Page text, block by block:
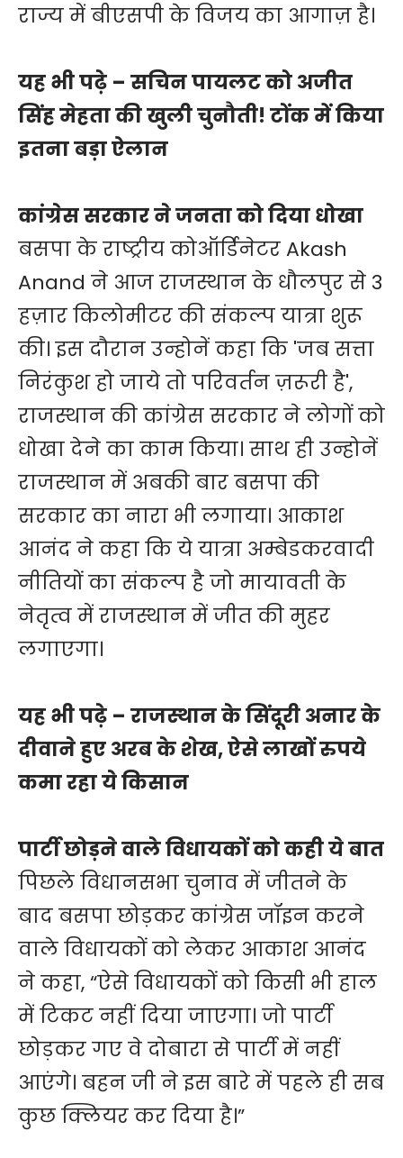
राज्य में बीएसपी के विजय का आगाज़ है।
यह भी पढ़े – सचिन पायलट को अजीत
सिंह मेहता की खुली चुनौती! टोंक में किया
इतना बड़ा ऐलान
कांग्रेस सरकार ने जनता को दिया धोखा
बसपा के राष्ट्रीय कोऑर्डिनेटर Akash
Anand ने आज राजस्थान के धौलपुर से 3
हज़ार किलोमीटर की संकल्प यात्रा शुरू
की। इस दौरान उन्होनें कहा कि 'जब सत्ता
निरंकुश हो जाये तो परिवर्तन ज़रूरी है',
राजस्थान की कांग्रेस सरकार ने लोगों को
धोखा देने का काम किया। साथ ही उन्होनें
राजस्थान में अबकी बार बसपा की
सरकार का नारा भी लगाया। आकाश
आनंद ने कहा कि ये यात्रा अम्बेडकरवादी
नीतियों का संकल्प है जो मायावती के
नेतृत्व में राजस्थान में जीत की मुहर
लगाएगा।
यह भी पढ़े – राजस्थान के सिंदूरी अनार के
दीवाने हुए अरब के शेख, ऐसे लाखों रुपये
कमा रहा ये किसान
पार्टी छोड़ने वाले विधायकों को कही ये बात
पिछले विधानसभा चुनाव में जीतने के
बाद बसपा छोड़कर कांग्रेस जॉइन करने
वाले विधायकों को लेकर आकाश आनंद
ने कहा, “ऐसे विधायकों को किसी भी हाल
में टिकट नहीं दिया जाएगा। जो पार्टी
छोड़कर गए वे दोबारा से पार्टी में नहीं
आएंगे। बहन जी ने इस बारे में पहले ही सब
कुछ क्लियर कर दिया है।”